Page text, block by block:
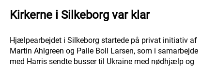
Kirkerne i Silkeborg var klar
Hjælpearbejdet i Silkeborg startede på privat initiativ af
Martin Ahlgreen og Palle Boll Larsen, som i samarbejde
med Harris sendte busser til Ukraine med nødhjælp og